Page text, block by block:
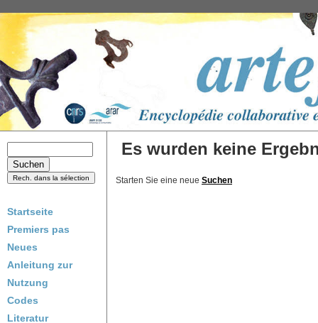
Startseite
Premiers pas
Neues
Anleitung zur
Nutzung
Codes
Literatur
Es wurden keine
Starten Sie eine neue Suchen